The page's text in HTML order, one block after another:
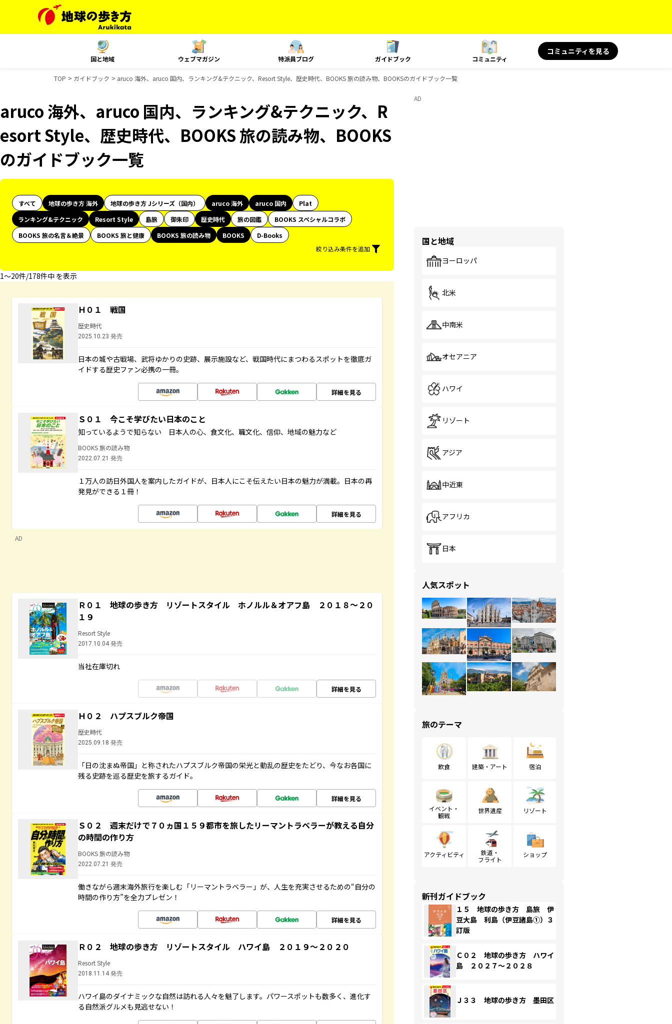
国と地域 ウェブマガジン 特派員ブログ ガイドブック コミュニティ
コミュニティを見る
TOP ガイドブック aruco 海外、aruco 国内、ランキング&テクニック、Resort Style、歴史時代、BOOKS 旅の読み物、BOOKSのガイドブック一覧
aruco 海外、aruco 国内、ランキング&テクニック、R
esort Style、歴史時代、BOOKS 旅の読み物、BOOKS
のガイドブック一覧
すべて 地球の歩き方 海外 地球の歩き方 Jシリーズ（国内） aruco 海外 aruco 国内
Plat
ランキング&テクニック
Resort Style 島旅 御朱印 歴史時代 旅の図鑑
BOOKS スペシャルコラボ
BOOKS 旅の名言＆絶景
BOOKS 旅と健康 BOOKS 旅の読み物 BOOKS
D-Books
絞り込み条件を追加
1〜20件/178件中 を表示
Ｈ０１ 戦国
歴史時代
2025.10.23 発売
日本の城や古戦場、武将ゆかりの史跡、展示施設など、戦国時代にまつわるスポットを徹底ガ
イドする歴史ファン必携の一冊。
詳細を見る
Ｓ０１ 今こそ学びたい日本のこと
知っているようで知らない 日本人の心、食文化、職文化、信仰、地域の魅力など
BOOKS 旅の読み物
2022.07.21 発売
１万人の訪日外国人を案内したガイドが、日本人にこそ伝えたい日本の魅力が満載。日本の再
発見ができる１冊！
詳細を見る
AD
Ｒ０１ 地球の歩き方 リゾートスタイル ホノルル＆オアフ島 ２０１８～２０
１９
Resort Style
2017.10.04 発売
当社在庫切れ
詳細を見る
Ｈ０２ ハプスブルク帝国
歴史時代
2025.09.18 発売
「日の沈まぬ帝国」と称されたハプスブルク帝国の栄光と動乱の歴史をたどり、今なお各国に
残る史跡を巡る歴史を旅するガイド。
詳細を見る
Ｓ０２ 週末だけで７０ヵ国１５９都市を旅したリーマントラベラーが教える自分
の時間の作り方
BOOKS 旅の読み物
2022.07.21 発売
働きながら週末海外旅行を楽しむ「リーマントラベラー」が、人生を充実させるための“自分の
時間の作り方”を全力プレゼン！
詳細を見る
Ｒ０２ 地球の歩き方 リゾートスタイル ハワイ島 ２０１９～２０２０
Resort Style
2018.11.14 発売
ハワイ島のダイナミックな自然は訪れる人々を魅了します。パワースポットも数多く、進化す
る自然派グルメも見逃せない！
AD
国と地域
ヨーロッパ
北米
中南米
オセアニア
ハワイ
リゾート
アジア
中近東
アフリカ
日本
人気スポット
旅のテーマ
飲食 建築・アート 宿泊
イベント・
観戦
世界遺産 リゾート
アクティビティ
鉄道・
フライト
ショップ
新刊ガイドブック
１５ 地球の歩き方 島旅 伊
豆大島 利島（伊豆諸島①）３
訂版
Ｃ０２ 地球の歩き方 ハワイ
島 ２０２７～２０２８
Ｊ３３ 地球の歩き方 墨田区